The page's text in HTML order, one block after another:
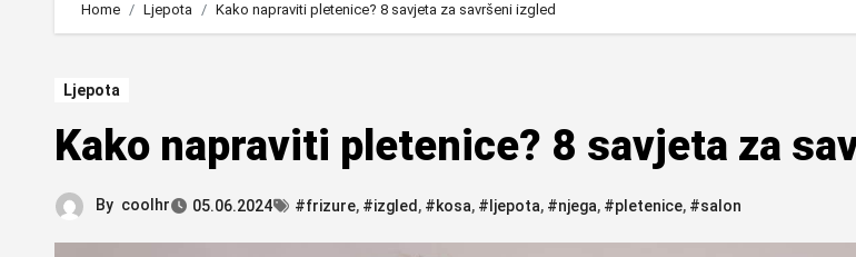
Home Ljepota Kako napraviti pletenice? 8 savjeta za savršeni izgled
Ljepota
Kako napraviti pletenice? 8 savjeta za
By coolhr 05.06.2024 #frizure, #izgled , #kosa, #ljepota, #njega, #pletenice, #salon